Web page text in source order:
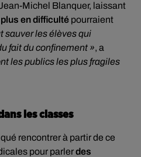
Michel Blanquer, laissant
en difficulté pourraient
sauver les élèves qui
fait du confinement », a
les publics les plus fragiles
les classes
rencontrer à partir de ce
pour parlerdes